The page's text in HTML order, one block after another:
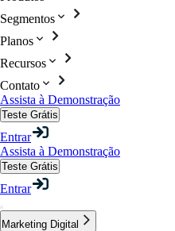
Segmentos
Planos
Recursos
Contato
Assista à Demonstração
Teste Grátis
Entrar
Assista à Demonstração
Teste Grátis
Entrar
Marketing Digital